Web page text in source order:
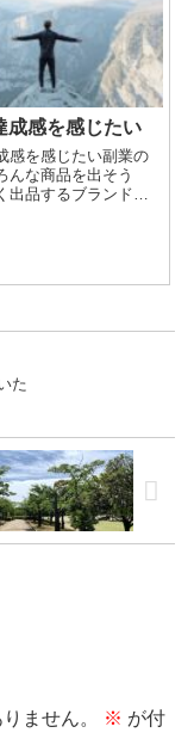
成感を感じたい
感を感じたい副業の
んな商品を出そう
出品するブランドを
を探してたのです
た
ません。 ※ が付